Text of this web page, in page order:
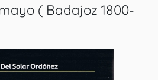
( Badajoz 1800-